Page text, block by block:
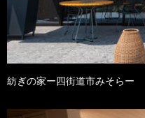
紡ぎの家ー四街道市みそらー